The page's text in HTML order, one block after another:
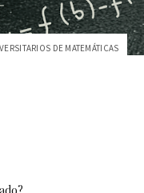
DE MATEMÁTICAS